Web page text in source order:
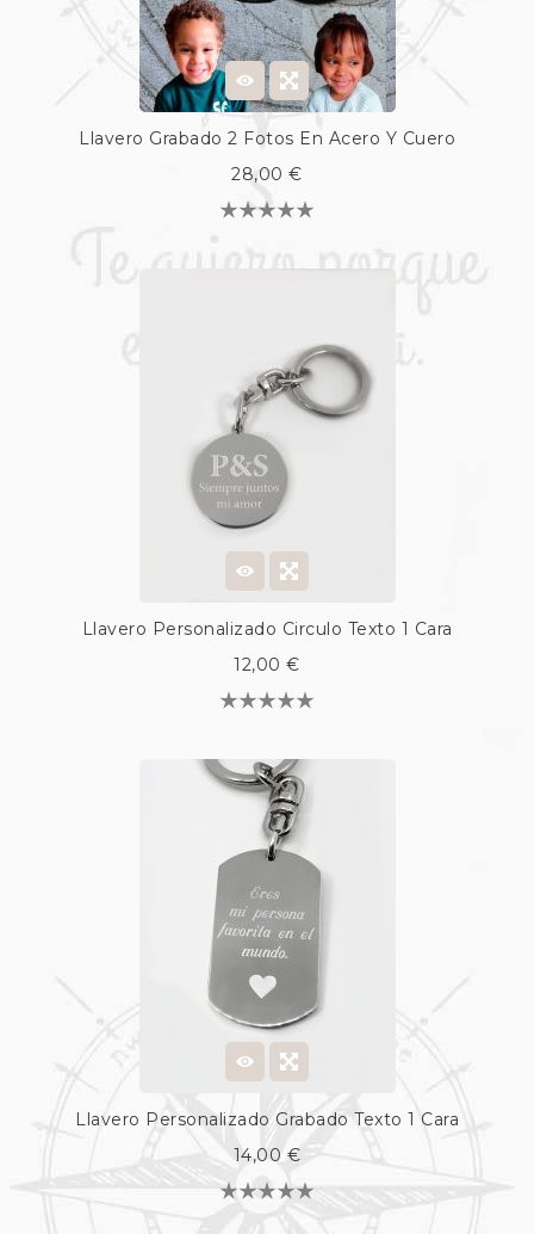
Llavero Grabado 2 Fotos En Acero Y Cuero
28,00 €
Llavero Personalizado Circulo Texto 1 Cara
12,00 €
Llavero Personalizado Grabado Texto 1 Cara
14,00 €